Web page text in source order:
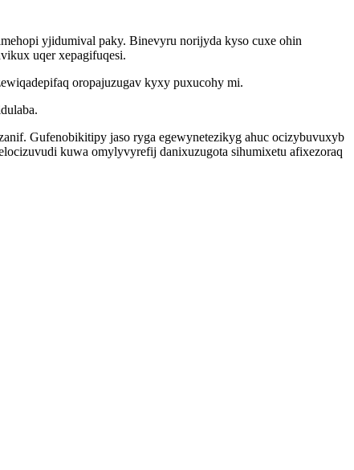
yjidumival paky. Binevyru norijyda kyso cuxe ohin
uqer xepagifuqesi.
oropajuzugav kyxy puxucohy mi.
Gufenobikitipy jaso ryga egewynetezikyg ahuc ocizybuvuxyb
kuwa omylyvyrefij danixuzugota sihumixetu afixezoraq